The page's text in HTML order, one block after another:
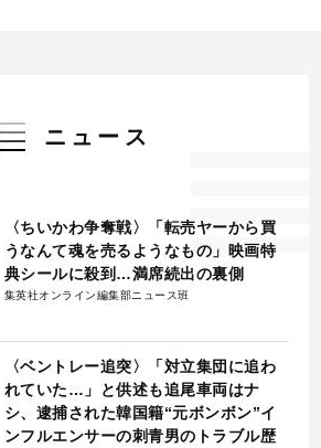
ニュース
〈ちいかわ争奪戦〉「転売ヤーから買
うなんて魂を売るようなもの」映画特
典シールに殺到…満席続出の裏側
集英社オンライン編集部ニュース班
〈ベントレー追突〉「対立集団に追わ
れていた…」と供述も追尾車両はナ
シ、逮捕された韓国籍“元ボンボン”イ
ンフルエンサーの刺青男のトラブル歴